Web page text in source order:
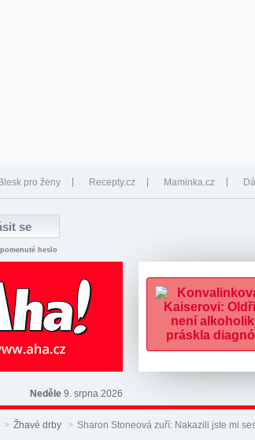
Blesk pro ženy Recepty.cz Maminka.cz
heslo
Neděle 9. srpna 2026
> Žhavé drby > Sharon Stoneová zuří: Nakazili jste mi